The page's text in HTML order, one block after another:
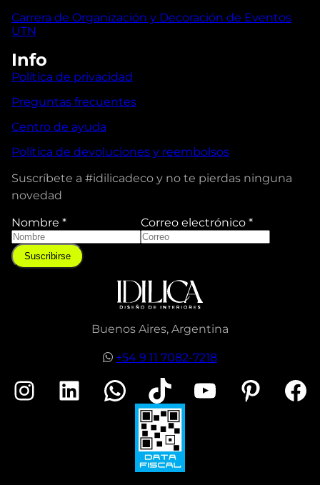
Carrera de Organización y Decoración de Eventos
UTN
Info
Política de privacidad
Preguntas frecuentes
Centro de ayuda
Política de devoluciones y reembolsos
Suscríbete a #idilicadeco y no te pierdas ninguna
novedad
Nombre * Correo electrónico *
Suscribirse
Buenos Aires, Argentina
+54 9 11 7082-7218
Instagram LinkedIn WhatsApp TikTok YouTube Pinterest Facebook